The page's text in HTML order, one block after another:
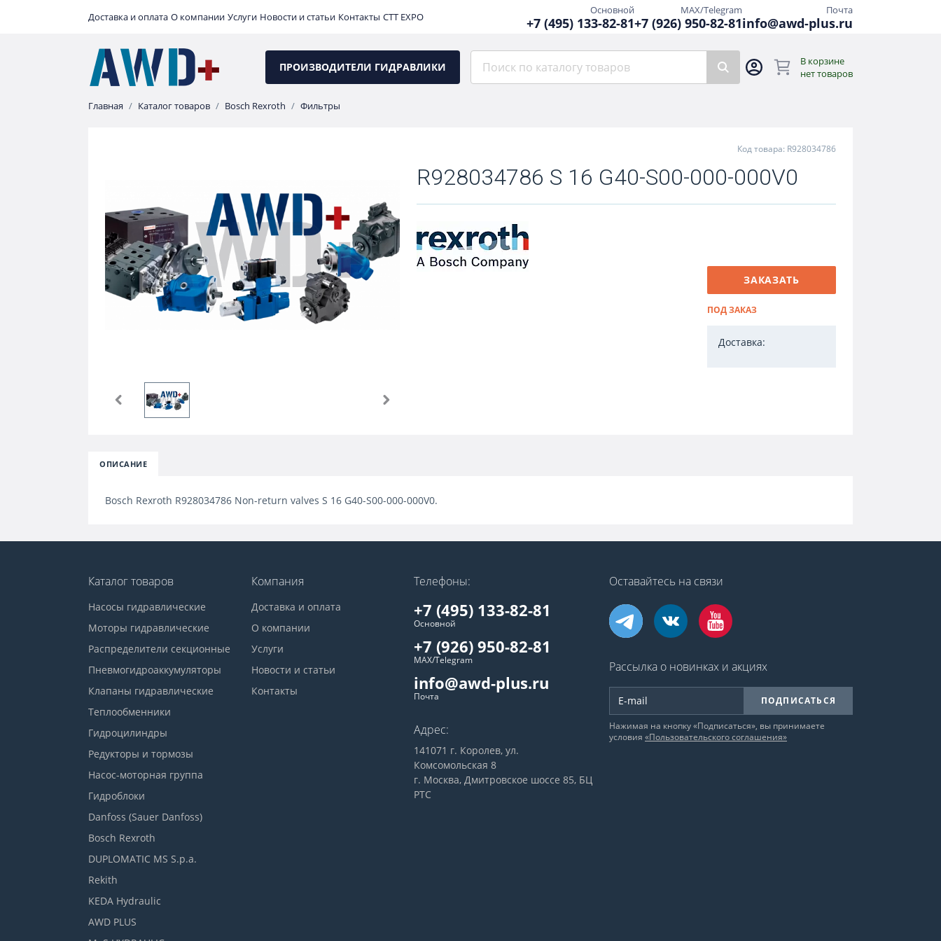
Доставка и оплата О компании Услуги Новости и статьи Контакты CTT EXPO +7 (495) 133-82-81
Основной
+7 (926) 950-82-81
MAX/Telegram
info@awd-plus.ru
Почта
ПРОИЗВОДИТЕЛИ ГИДРАВЛИКИ
В корзине
нет товаров
Главная Каталог товаров Bosch Rexroth Фильтры
Код товара: R928034786
R928034786 S 16 G40-S00-000-000V0
ЗАКАЗАТЬ
ПОД ЗАКАЗ
Доставка:
ОПИСАНИЕ
Bosch Rexroth R928034786 Non-return valves S 16 G40-S00-000-000V0.
Каталог товаров
Насосы гидравлические
Моторы гидравлические
Распределители секционные
Пневмогидроаккумуляторы
Клапаны гидравлические
Теплообменники
Гидроцилиндры
Редукторы и тормозы
Насос-моторная группа
Гидроблоки
Danfoss (Sauer Danfoss)
Bosch Rexroth
DUPLOMATIC MS S.p.a.
Rekith
KEDA Hydraulic
AWD PLUS
Компания
Доставка и оплата
О компании
Услуги
Новости и статьи
Контакты
Телефоны:
+7 (495) 133-82-81
Основной
+7 (926) 950-82-81
MAX/Telegram
info@awd-plus.ru
Почта
Адрес:
141071 г. Королев, ул.
Комсомольская 8
г. Москва, Дмитровское шоссе 85, БЦ
РТС
Оставайтесь на связи
Рассылка о новинках и акциях
ПОДПИСАТЬСЯ
Нажимая на кнопку «Подписаться», вы принимаете
условия «Пользовательского соглашения»